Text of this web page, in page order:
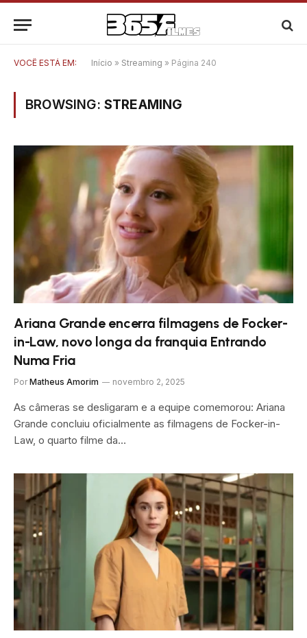
VOCÊ ESTÁ EM: Início » Streaming » Página 240
BROWSING: STREAMING
Ariana Grande encerra filmagens de Focker-
in-Law, novo longa da franquia Entrando
Numa Fria
Por Matheus Amorim novembro 2, 2025
As câmeras se desligaram e a equipe comemorou: Ariana
Grande concluiu oficialmente as filmagens de Focker-in-
Law, o quarto filme da…